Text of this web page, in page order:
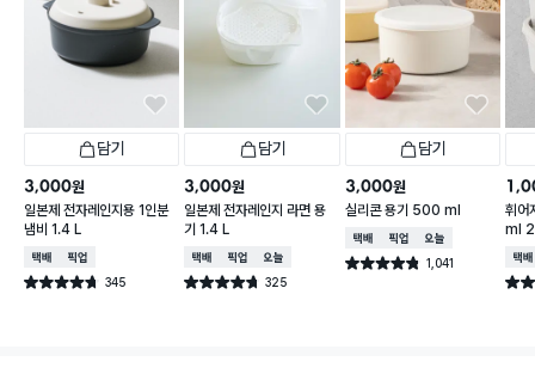
담기
3,000원
일본제 전자레인지용 1인분
냄비 1.4 L
택배배송매장픽업
별점 4.7점 345
건 작성
담기
3,000원
일본제 전자레인지 라면 용
기 1.4 L
택배배송매장픽업오늘배송
별점 4.7점 325
건 작성
담기
3,000원
실리콘 용기 500 ml
택배배송매장픽업오늘배송
별점 4.8점 1,041
건 작성
휘어
ml 2
택배
별점